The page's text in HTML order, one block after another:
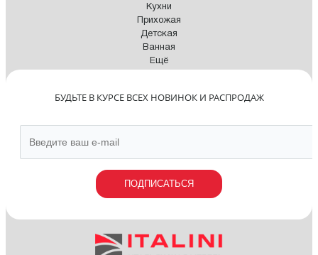
Кухни
Прихожая
Детская
Ванная
Ещё
БУДЬТЕ В КУРСЕ ВСЕХ НОВИНОК И РАСПРОДАЖ
ПОДПИСАТЬСЯ